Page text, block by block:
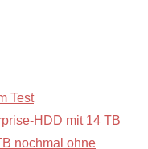
Test
HDD mit 14 TB
nochmal ohne